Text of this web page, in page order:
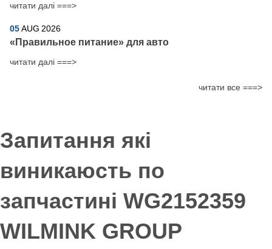
читати далі ===>
05AUG 2026
​«Правильное питание» для авто
читати далі ===>
читати все ===>
Запитання які
виникаюсть по
запчастині WG2152359
WILMINK GROUP